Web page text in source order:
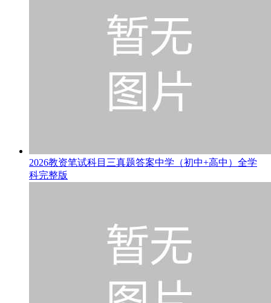
2026教资笔试科目三真题答案中学（初中+高中）全学
科完整版